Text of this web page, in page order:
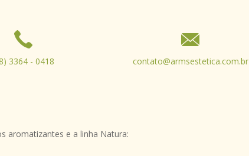
3364 - 0418 contato@armsestetica.com.br
aromatizantes e a linha Natura: